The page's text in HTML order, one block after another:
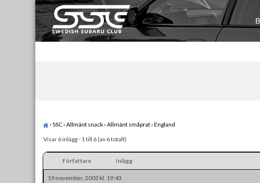
Skip
to
content
Swedish Subaru Club
För oss som älskar Subaru!
› SSC › Allmänt snack › Allmänt småprat › England
Visar 6 inlägg - 1 till 6 (av 6 totalt)
Författare Inlägg
19 november, 2003 kl. 19:43